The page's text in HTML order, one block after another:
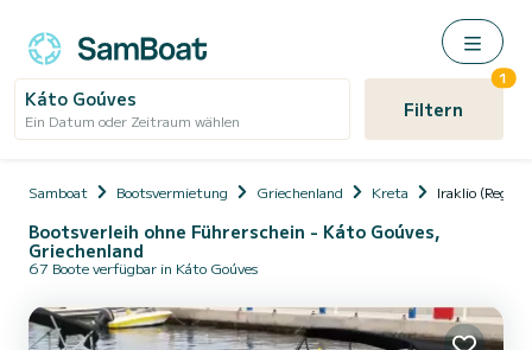
Káto Goúves
Ein Datum oder Zeitraum wählen Filtern
1
Samboat Bootsvermietung Griechenland Kreta Iraklio
Bootsverleih ohne Führerschein - Káto Goúves,
Griechenland
67 Boote verfügbar in Káto Goúves